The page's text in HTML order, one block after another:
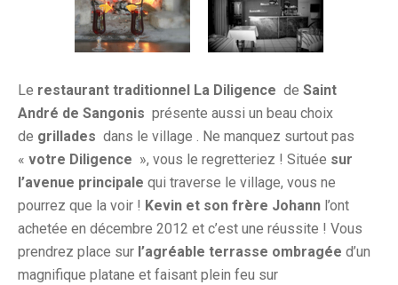
Le restaurant traditionnel La Diligence de Saint
André de Sangonis présente aussi un beau choix
de grillades dans le village . Ne manquez surtout pas
« votre Diligence », vous le regretteriez ! Située sur
l’avenue principale qui traverse le village, vous ne
pourrez que la voir ! Kevin et son frère Johann l’ont
achetée en décembre 2012 et c’est une réussite ! Vous
prendrez place sur l’agréable terrasse ombragée d’un
magnifique platane et faisant plein feu sur